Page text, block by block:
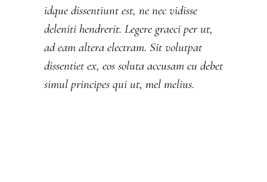
idque dissentiunt est, ne nec vidisse
deleniti hendrerit. Legere graeci per ut,
ad eam altera electram. Sit volutpat
dissentiet ex, eos soluta accusam cu debet
simul principes qui ut, mel melius.